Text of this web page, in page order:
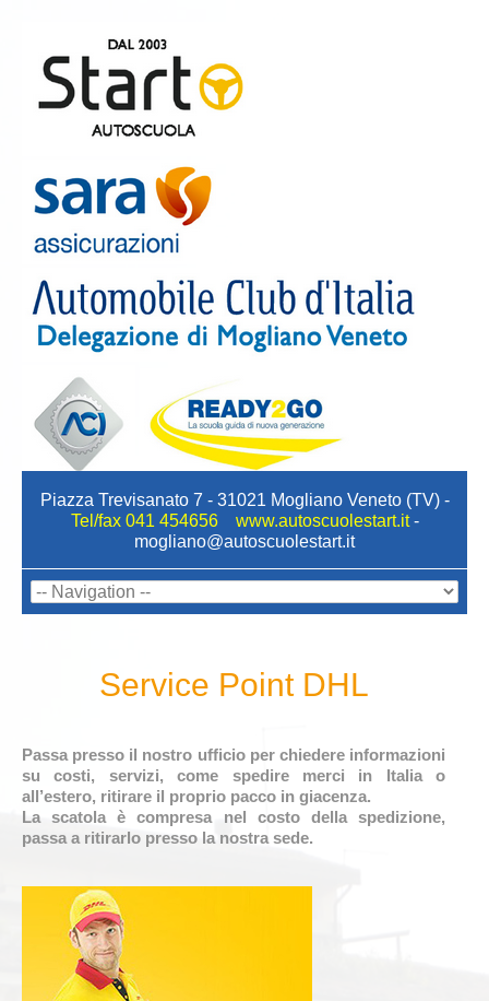
Piazza Trevisanato 7 - 31021 Mogliano Veneto (TV) -
Tel/fax 041 454656 www.autoscuolestart.it -
mogliano@autoscuolestart.it
Service Point DHL
Passa presso il nostro ufficio per chiedere informazioni
su costi, servizi, come spedire merci in Italia o
all’estero, ritirare il proprio pacco in giacenza.
La scatola è compresa nel costo della spedizione,
passa a ritirarlo presso la nostra sede.